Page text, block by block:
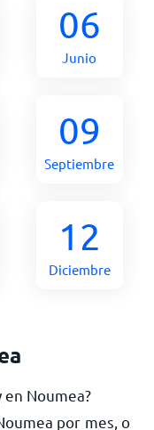
06
Junio
09
Septiembre
12
Diciembre
en Noumea?
por mes, o